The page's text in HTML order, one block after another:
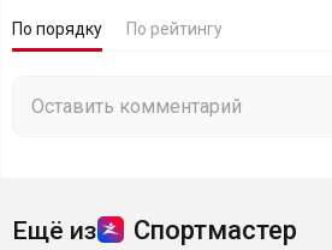
По порядку По рейтингу
Ещё из Спортмастер